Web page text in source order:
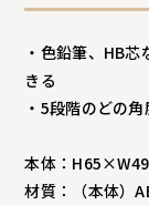
・色鉛筆、HB
きる
・5段階のどの
本体：
材質：（本体）